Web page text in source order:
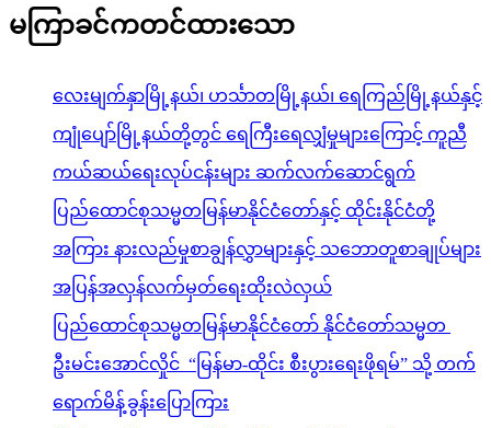
မကြာခင်ကတင်ထားသော
လေးမျက်နှာမြို့နယ်၊ ဟင်္သာတမြို့နယ်၊ ရေကြည်မြို့နယ်နှင့်
ကျုံပျော်မြို့နယ်တို့တွင် ရေကြီးရေလျှံမှုများကြောင့် ကူညီ
ကယ်ဆယ်ရေးလုပ်ငန်းများ ဆက်လက်ဆောင်ရွက်
ပြည်ထောင်စုသမ္မတမြန်မာနိုင်ငံတော်နှင့် ထိုင်းနိုင်ငံတို့
အကြား နားလည်မှုစာချွန်လွှာများနှင့် သဘောတူစာချုပ်များ
အပြန်အလှန်လက်မှတ်ရေးထိုးလဲလှယ်
ပြည်ထောင်စုသမ္မတမြန်မာနိုင်ငံတော် နိုင်ငံတော်သမ္မတ
ဦးမင်းအောင်လှိုင် “မြန်မာ-ထိုင်း စီးပွားရေးဖိုရမ်” သို့ တက်
ရောက်မိန့်ခွန်းပြောကြား